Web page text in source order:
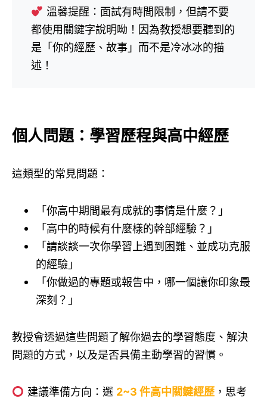
溫馨提醒：面試有時間限制，但請不要
都使用關鍵字說明呦！因為教授想要聽到的
是「你的經歷、故事」而不是冷冰冰的描
述！
個人問題：學習歷程與高中經歷
這類型的常見問題：
「你高中期間最有成就的事情是什麼？」
「高中的時候有什麼樣的幹部經驗？」
「請談談一次你學習上遇到困難、並成功克服
的經驗」
「你做過的專題或報告中，哪一個讓你印象最
深刻？」
教授會透過這些問題了解你過去的學習態度、解決
問題的方式，以及是否具備主動學習的習慣。
建議準備方向：選 2~3 件高中關鍵經歷，思考